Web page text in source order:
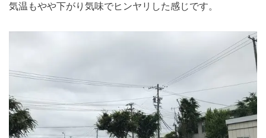
気温もやや下がり気味でヒンヤリした感じです。